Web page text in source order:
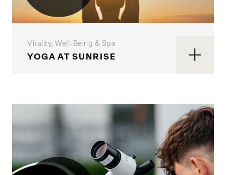
Vitality, Well-Being & Spa
YOGA AT SUNRISE